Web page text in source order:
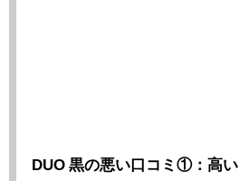
DUO 黒の悪い口コミ①：高い